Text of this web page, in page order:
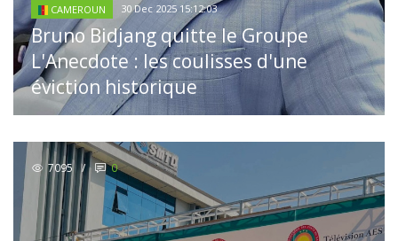
CAMEROUN 30 Dec 2025 15:12:03
Bruno Bidjang quitte le Groupe
L'Anecdote : les coulisses d'une
éviction historique
7095 / 0